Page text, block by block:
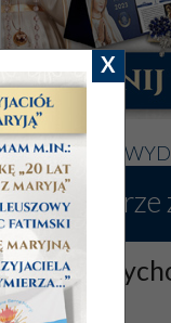
X
NAJNOWSZE
Przymierze
Uczmy i
katolicku!